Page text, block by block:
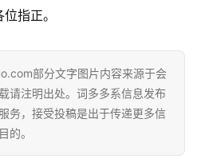
指正。
部分文字图片内容来源于会
请注明出处。词多多系信息发布
务，接受投稿是出于传递更多信
的。